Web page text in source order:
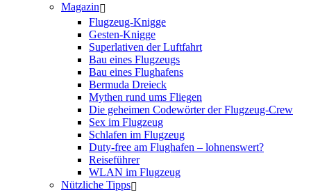
Magazin
Flugzeug-Knigge
Gesten-Knigge
Superlativen der Luftfahrt
Bau eines Flugzeugs
Bau eines Flughafens
Bermuda Dreieck
Mythen rund ums Fliegen
Die geheimen Codewörter der Flugzeug-Crew
Sex im Flugzeug
Schlafen im Flugzeug
Duty-free am Flughafen – lohnenswert?
Reiseführer
WLAN im Flugzeug
Nützliche Tipps